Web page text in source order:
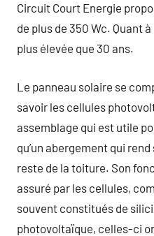
Circuit Court Energie
de plus de 350 Wc. Quant
plus élevée que 30 ans.
Le panneau solaire se
savoir les cellules
assemblage qui est utile
qu’un abergement qui
reste de la toiture. Son
assuré par les cellules,
souvent constitués de
photovoltaïque, celles-ci